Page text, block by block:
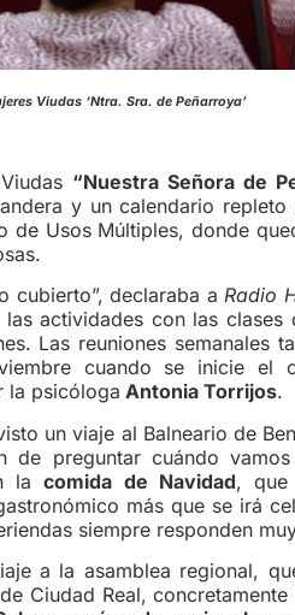
de Mujeres Viudas ‘Ntra. Sra.
“Nuestra Señora de
y un calendario repleto
de Usos Múltiples, donde
declaraba aRadio
actividades con las clases
Las reuniones semanales
cuando se inicie el
la psicóloga Antonia Torrijos.
viaje al Balneario de
de preguntar cuándo
lacomida de Navidad, que
más que se irá
siempre responden
asamblea regional, que
Ciudad Real,